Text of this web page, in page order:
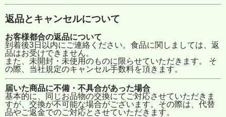
返品とキャンセルについて
お客様都合の返品について
到着後3日以内にご連絡ください。食品に関しましては、返
品はお受けできません。
また、未開封・未使用のものに限らせていただきます。 そ
の際、当社規定のキャンセル手数料を頂きます。
届いた商品に不備・不具合があった場合
基本的に、同じお品物の交換にてご対応させていただきま
すが、交換が不可能な場合がございます。その際は、代替
品やご返金でのご対応とさせていただきます。